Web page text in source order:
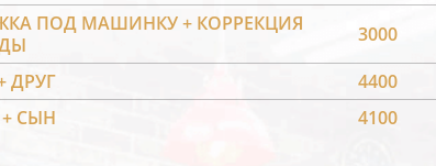
ПОД МАШИНКУ + КОРРЕКЦИЯ
3000
ДРУГ
4400
СЫН
4100